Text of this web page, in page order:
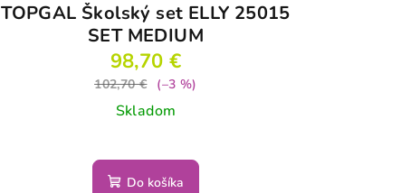
TOPGAL Školský set ELLY 25015
SET MEDIUM
98,70 €
102,70 € (–3 %)
Skladom
Do košíka